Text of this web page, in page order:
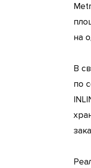
на
В
по